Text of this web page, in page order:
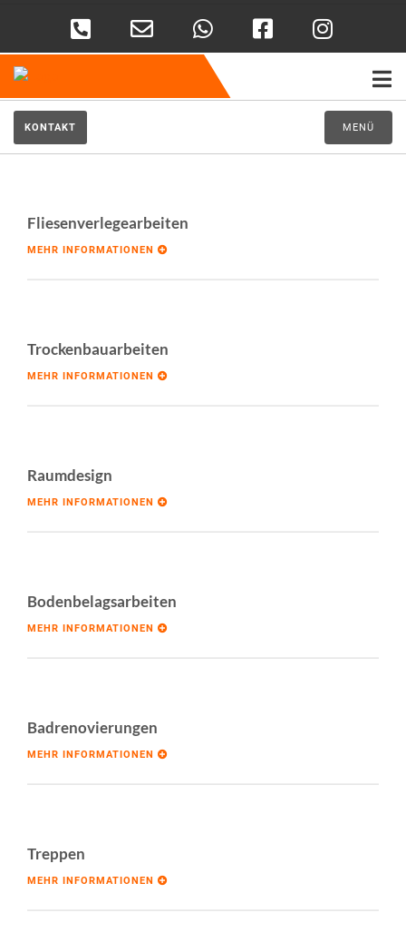
KONTAKT MENÜ
Fliesenverlegearbeiten
MEHR INFORMATIONEN
Trockenbauarbeiten
MEHR INFORMATIONEN
Raumdesign
MEHR INFORMATIONEN
Bodenbelagsarbeiten
MEHR INFORMATIONEN
Badrenovierungen
MEHR INFORMATIONEN
Treppen
MEHR INFORMATIONEN